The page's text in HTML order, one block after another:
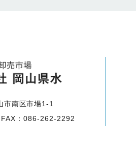
南区市場1-1
：086-262-2292